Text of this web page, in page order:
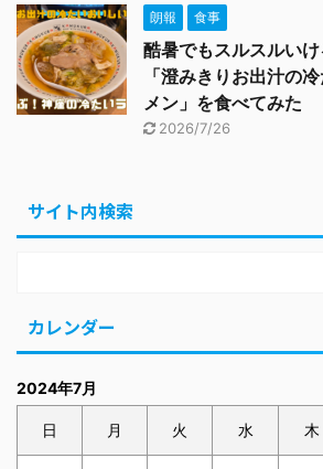
朗報 食事
酷暑でもスルスルい
「澄みきりお出汁の
メン」を食べてみた
2026/7/26
サイト内検索
カレンダー
2024年7月
日 月 火 水 木